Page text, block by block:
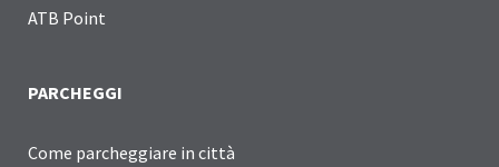
ATB Point
PARCHEGGI
Come parcheggiare in città